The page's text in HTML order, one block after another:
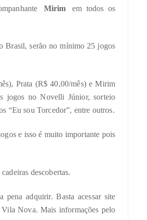
Mirim
em todos os
Brasil, serão no mínimo 25 jogos
Prata (R$ 40,00/mês) e Mirim
jogos no Novelli Júnior, sorteio
“Eu sou Torcedor”, entre outros.
e isso é muito importante pois
descobertas.
pena adquirir. Basta acessar site
Nova. Mais informações pelo